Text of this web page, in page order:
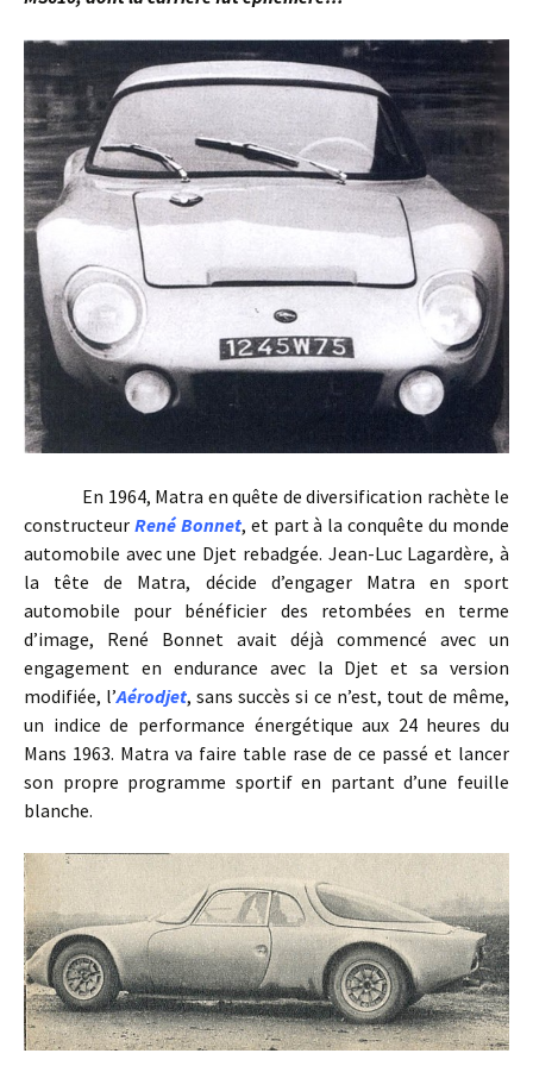
En 1964, Matra en quête de diversification rachète le
constructeur René Bonnet, et part à la conquête du monde
automobile avec une Djet rebadgée. Jean-Luc Lagardère, à
la tête de Matra, décide d’engager Matra en sport
automobile pour bénéficier des retombées en terme
d’image, René Bonnet avait déjà commencé avec un
engagement en endurance avec la Djet et sa version
modifiée, l’Aérodjet, sans succès si ce n’est, tout de même,
un indice de performance énergétique aux 24 heures du
Mans 1963. Matra va faire table rase de ce passé et lancer
son propre programme sportif en partant d’une feuille
blanche.